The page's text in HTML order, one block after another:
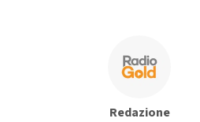
Redazione